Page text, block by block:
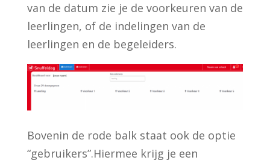
van de datum zie je de voorkeuren van de
leerlingen, of de indelingen van de
leerlingen en de begeleiders.
Bovenin de rode balk staat ook de optie
“gebruikers”.Hiermee krijg je een